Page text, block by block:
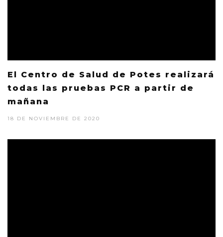
El Centro de Salud de Potes realizará
todas las pruebas PCR a partir de
mañana
18 DE NOVIEMBRE DE 2020